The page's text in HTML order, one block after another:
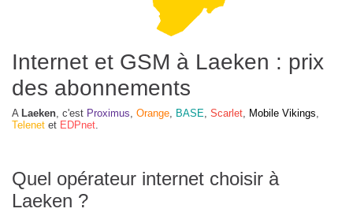
Internet et GSM à Laeken : prix
des abonnements
A Laeken, c'est Proximus, Orange, BASE, Scarlet, Mobile Vikings,
Telenet et EDPnet.
Quel opérateur internet choisir à
Laeken ?